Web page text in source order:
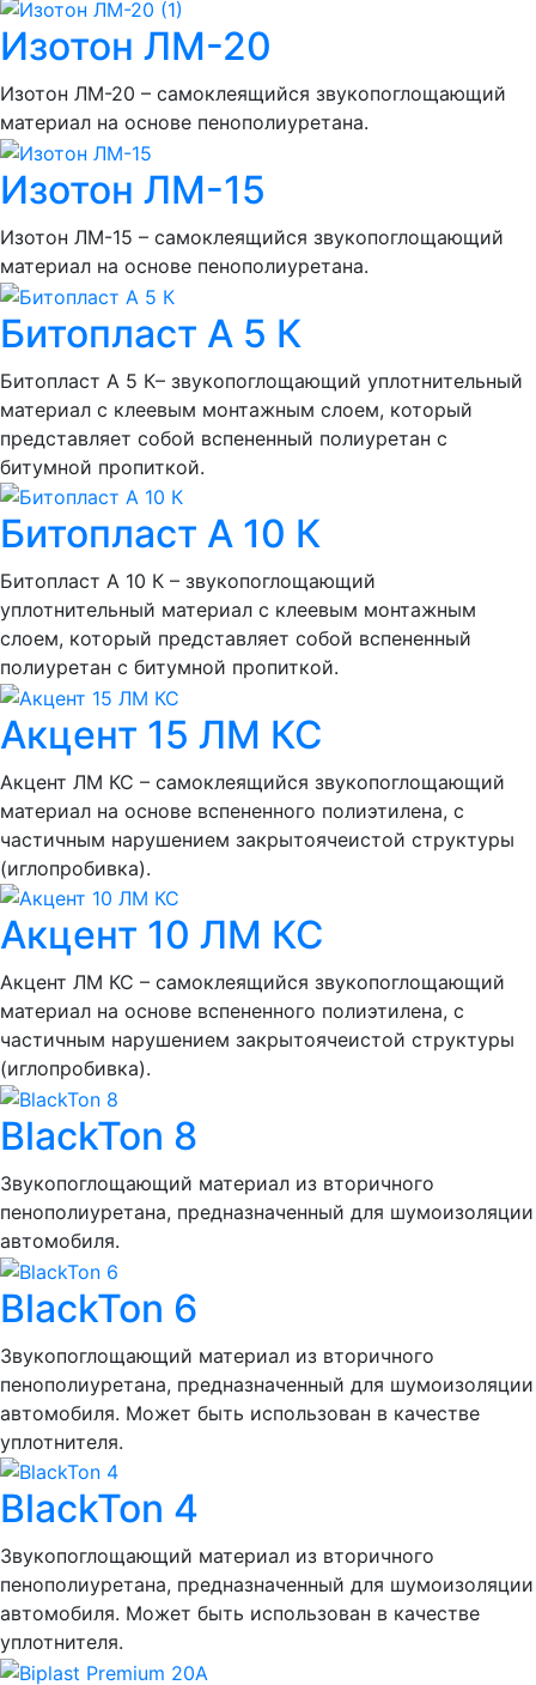
Изотон ЛМ-20
Изотон ЛМ-20 – самоклеящийся звукопоглощающий
материал на основе пенополиуретана.
Изотон ЛМ-15
Изотон ЛМ-15 – самоклеящийся звукопоглощающий
материал на основе пенополиуретана.
Битопласт А 5 К
Битопласт А 5 К– звукопоглощающий уплотнительный
материал с клеевым монтажным слоем, который
представляет собой вспененный полиуретан с
битумной пропиткой.
Битопласт А 10 К
Битопласт А 10 К – звукопоглощающий
уплотнительный материал с клеевым монтажным
слоем, который представляет собой вспененный
полиуретан с битумной пропиткой.
Акцент 15 ЛМ КС
Акцент ЛМ КС – самоклеящийся звукопоглощающий
материал на основе вспененного полиэтилена, с
частичным нарушением закрытоячеистой структуры
(иглопробивка).
Акцент 10 ЛМ КС
Акцент ЛМ КС – самоклеящийся звукопоглощающий
материал на основе вспененного полиэтилена, с
частичным нарушением закрытоячеистой структуры
(иглопробивка).
BlackTon 8
Звукопоглощающий материал из вторичного
пенополиуретана, предназначенный для шумоизоляции
автомобиля.
BlackTon 6
Звукопоглощающий материал из вторичного
пенополиуретана, предназначенный для шумоизоляции
автомобиля. Может быть использован в качестве
уплотнителя.
BlackTon 4
Звукопоглощающий материал из вторичного
пенополиуретана, предназначенный для шумоизоляции
автомобиля. Может быть использован в качестве
уплотнителя.